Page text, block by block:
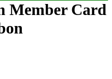
Member Card